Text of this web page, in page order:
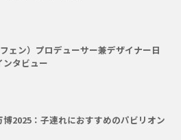
ェン）プロデューサー兼デザイナー日
ンタビュー
2025：子連れにおすすめのパビリオン